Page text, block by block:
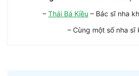
– Thái Bá Kiều – Bác sĩ nha
– Cùng một số nha sĩ